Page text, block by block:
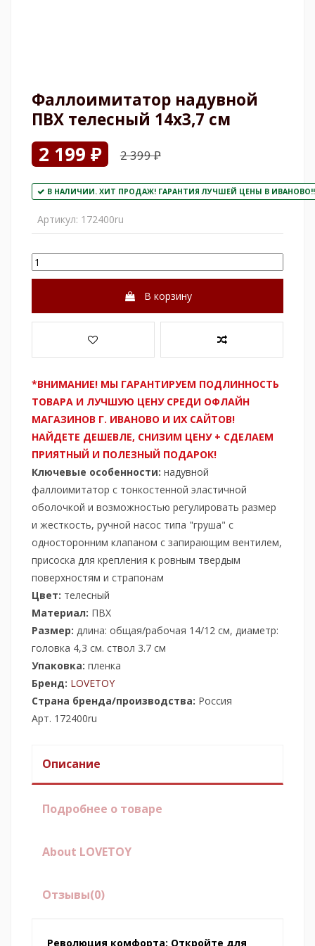
Фаллоимитатор надувной
ПВХ телесный 14х3,7 см
2 199 ₽ 2 399 ₽
В НАЛИЧИИ. ХИТ ПРОДАЖ! ГАРАНТИЯ ЛУЧШЕЙ ЦЕНЫ В
Артикул: 172400ru
В корзину
*ВНИМАНИЕ! МЫ ГАРАНТИРУЕМ ПОДЛИННОСТЬ
ТОВАРА И ЛУЧШУЮ ЦЕНУ СРЕДИ ОФЛАЙН
МАГАЗИНОВ Г. ИВАНОВО И ИХ САЙТОВ!
НАЙДЕТЕ ДЕШЕВЛЕ, СНИЗИМ ЦЕНУ + СДЕЛАЕМ
ПРИЯТНЫЙ И ПОЛЕЗНЫЙ ПОДАРОК!
Ключевые особенности: надувной
фаллоимитатор с тонкостенной эластичной
оболочкой и возможностью регулировать размер
и жесткость, ручной насос типа "груша" с
односторонним клапаном с запирающим вентилем,
присоска для крепления к ровным твердым
поверхностям и страпонам
Цвет: телесный
Материал: ПВХ
Размер: длина: общая/рабочая 14/12 см, диаметр:
головка 4,3 см. ствол 3.7 см
Упаковка: пленка
Бренд: LOVETOY
Страна бренда/производства: Россия
Арт. 172400ru
Описание
Подробнее о товаре
About LOVETOY
Отзывы(0)
Революция комфорта: Откройте для